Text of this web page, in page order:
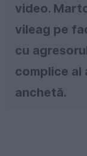
video.
vileag pe
cu
complice al
anchetă.